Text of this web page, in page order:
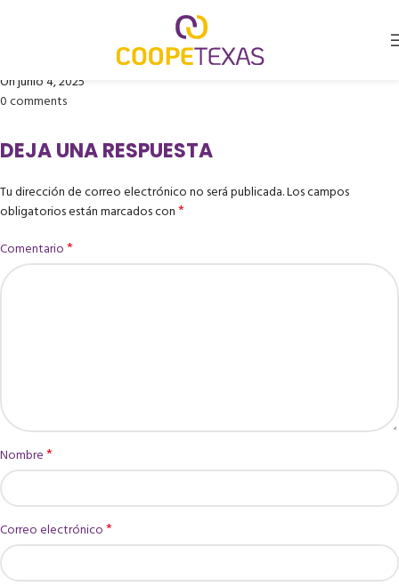
MEDSPORT COLOMBIA
Coopetexas
On junio 4, 2025
0comments
DEJA UNA RESPUESTA
Tu dirección de correo electrónico no será publicada.Los campos
obligatorios están marcados con*
Comentario*
Nombre*
Correo electrónico*